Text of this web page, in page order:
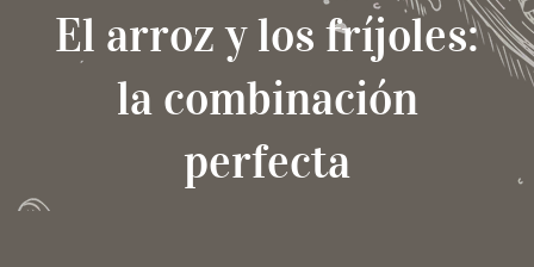
El arroz y los fríjoles:
la combinación
perfecta